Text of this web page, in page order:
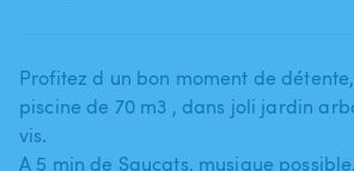
Profitez d un bon moment de
piscine de 70 m3 ​,​ dans joli jardin
vis.
A 5 min de Saucats​,​ musique possible.